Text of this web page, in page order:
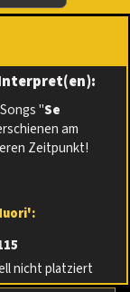
"Se
am
Zeitpunkt!
nicht platziert